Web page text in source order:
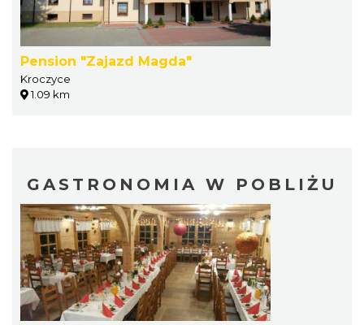
Pension "Zajazd Magda"
Kroczyce
1.09 km
GASTRONOMIA W POBLIŻU